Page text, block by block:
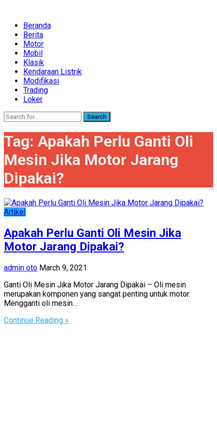
Beranda
Berita
Motor
Mobil
Klasik
Kendaraan Listrik
Modifikasi
Trading
Loker
Search
Tag: Apakah Perlu Ganti Oli
Mesin Jika Motor Jarang
Dipakai?
Artikel
Apakah Perlu Ganti Oli Mesin Jika
Motor Jarang Dipakai?
admin oto March 9, 2021
Ganti Oli Mesin Jika Motor Jarang Dipakai – Oli mesin
merupakan komponen yang sangat penting untuk motor.
Mengganti oli mesin…
Continue Reading »